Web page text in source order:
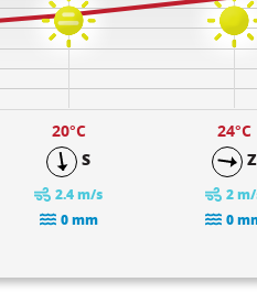
20°C
S
2.4 m/s
0 mm
24°C
Z
2
0